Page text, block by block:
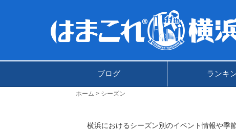
ブログ ランキ
ホーム シーズン
横浜におけるシーズン別のイベント情報や季